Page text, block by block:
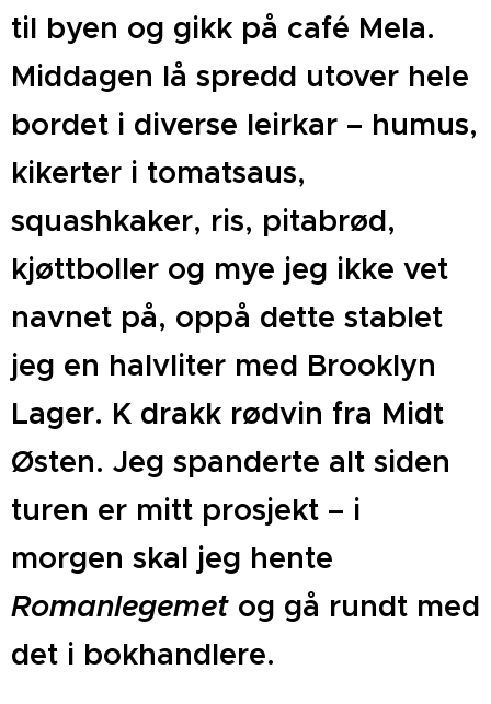
til byen og gikk på café Mela.
Middagen lå spredd utover hele
bordet i diverse leirkar – humus,
kikerter i tomatsaus,
squashkaker, ris, pitabrød,
kjøttboller og mye jeg ikke vet
navnet på, oppå dette stablet
jeg en halvliter med Brooklyn
Lager. K drakk rødvin fra Midt
Østen. Jeg spanderte alt siden
turen er mitt prosjekt – i
morgen skal jeg hente
Romanlegemet og gå rundt med
det i bokhandlere.